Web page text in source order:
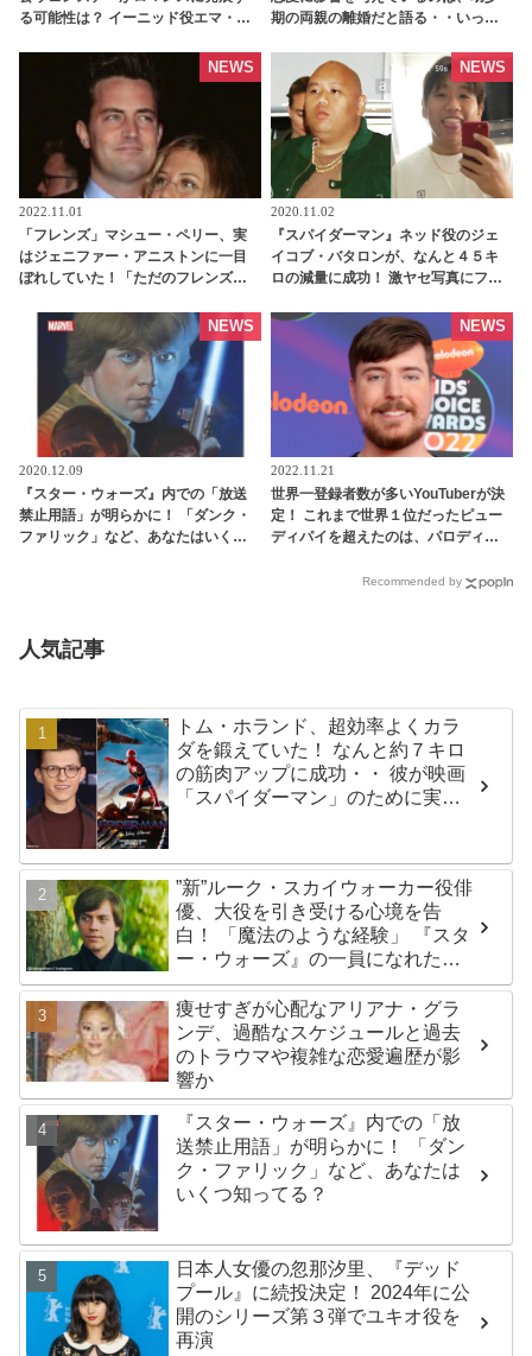
る可能性は？ イーニッド役エマ・マ
て語る - tvgroove
期の両親の離婚だと語る・・いった
2022.11.01
「フレンズ」マシュー・ペリー、実
はジェニファー・アニストンに一目
ぼれしていた！「ただのフレンズで
ニファーの反応とは・・？ -
NEWS
2020.11.02
『スパイダーマン』ネッド役のジェ
イコブ・バタロンが、なんと４５キ
ロの減量に成功！ 激ヤセ写真にファ
tvgroove
NEWS
2020.12.09
『スター・ウォーズ』内での「放送
禁止用語」が明らかに！ 「ダンク・
ファリック」など、あなたはいくつ
NEWS
2022.11.21
世界一登録者数が多いYouTuberが決
定！ これまで世界１位だったピュー
ディパイを超えたのは、パロディ動
NEWS
Recommended by
人気記事
トム・ホランド、超効率よくカラ
ダを鍛えていた！ なんと約７キロ
の筋肉アップに成功・・ 彼が映画
「スパイダーマン」のために実践
”新”ルーク・スカイウォーカー役俳
優、大役を引き受ける心境を告
白！ 「魔法のような経験」 『スタ
ー・ウォーズ』の一員になれたこ
とによろこび爆発
痩せすぎが心配なアリアナ・グラ
ンデ、過酷なスケジュールと過去
のトラウマや複雑な恋愛遍歴が影
響か
『スター・ウォーズ』内での「放
送禁止用語」が明らかに！ 「ダン
ク・ファリック」など、あなたは
いくつ知ってる？
日本人女優の忽那汐里、『デッド
プール』に続投決定！ 2024年に公
開のシリーズ第３弾でユキオ役を
再演